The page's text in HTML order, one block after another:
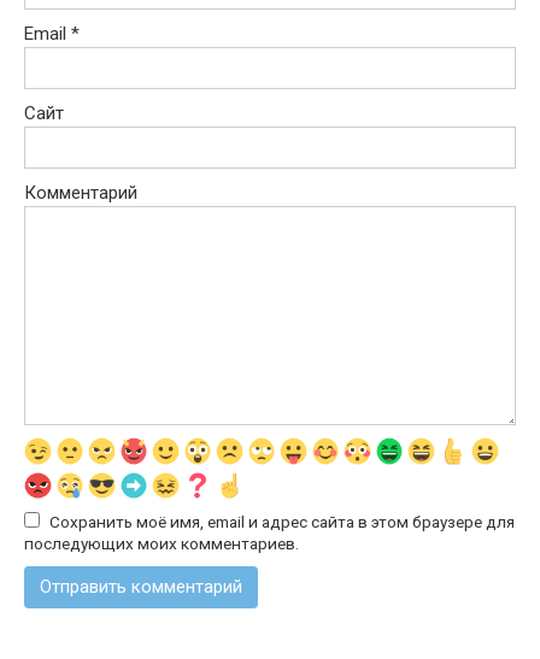
Email *
Сайт
Комментарий
Сохранить моё имя, email и адрес сайта в этом браузере для
последующих моих комментариев.